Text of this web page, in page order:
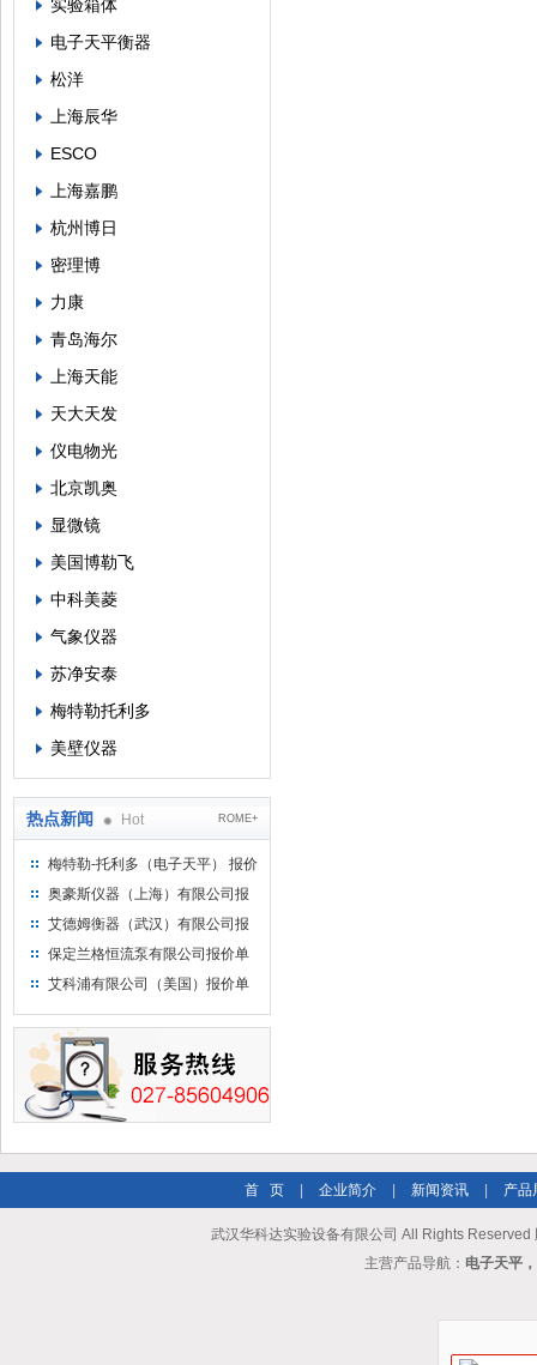
实验箱体
电子天平衡器
松洋
上海辰华
ESCO
上海嘉鹏
杭州博日
密理博
力康
青岛海尔
上海天能
天大天发
仪电物光
北京凯奥
显微镜
美国博勒飞
中科美菱
气象仪器
苏净安泰
梅特勒托利多
美壁仪器
热点新闻 Hot ROME+
梅特勒-托利多（电子天平） 报价
单
奥豪斯仪器（上海）有限公司报
价单
艾德姆衡器（武汉）有限公司报
价单
保定兰格恒流泵有限公司报价单
艾科浦有限公司（美国）报价单
首 页 企业简介 新闻资讯 产品
武汉华科达实验设备有限公司 All Rights Reserved
主营产品导航： 电子天平